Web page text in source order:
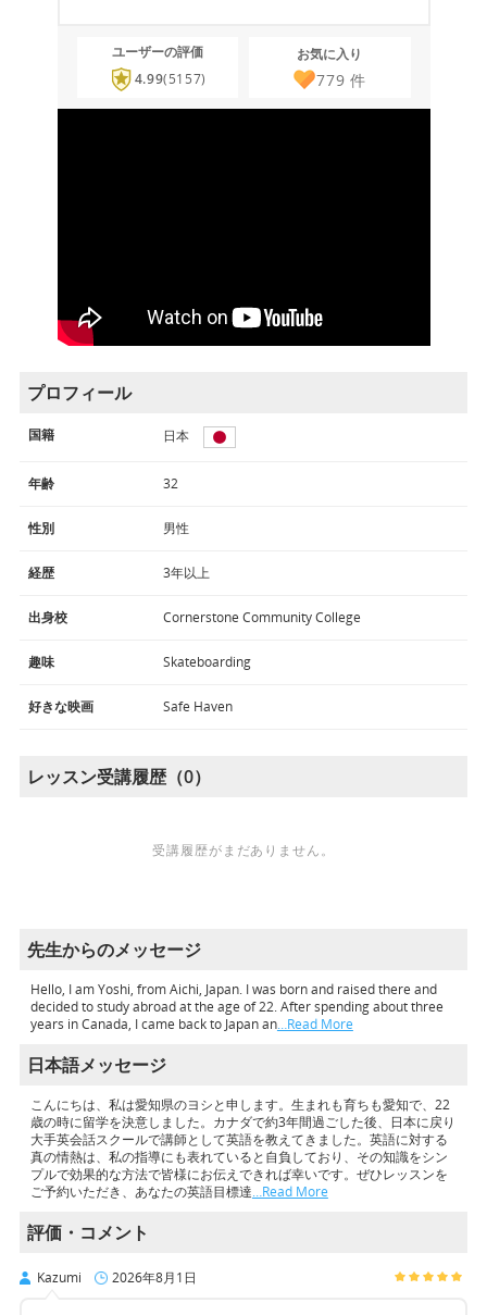
ユーザーの評価
4.99(5157)
お気に入り
779 件
プロフィール
国籍 日本
年齢 32
性別 男性
経歴 3年以上
出身校 Cornerstone Community College
趣味 Skateboarding
好きな映画 Safe Haven
レッスン受講履歴（0）
受講履歴がまだありません。
先生からのメッセージ
Hello, I am Yoshi, from Aichi, Japan. I was born and raised there and
decided to study abroad at the age of 22. After spending about three
years in Canada, I came back to Japan an…Read More
日本語メッセージ
こんにちは、私は愛知県のヨシと申します。生まれも育ちも愛知で、22
歳の時に留学を決意しました。カナダで約3年間過ごした後、日本に戻り
大手英会話スクールで講師として英語を教えてきました。英語に対する
真の情熱は、私の指導にも表れていると自負しており、その知識をシン
プルで効果的な方法で皆様にお伝えできれば幸いです。ぜひレッスンを
ご予約いただき、あなたの英語目標達…Read More
評価・コメント
Kazumi 2026年8月1日